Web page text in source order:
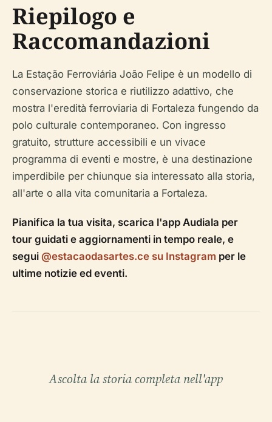
Riepilogo e
Raccomandazioni
La Estação Ferroviária João Felipe è un modello di
conservazione storica e riutilizzo adattivo, che
mostra l'eredità ferroviaria di Fortaleza fungendo da
polo culturale contemporaneo. Con ingresso
gratuito, strutture accessibili e un vivace
programma di eventi e mostre, è una destinazione
imperdibile per chiunque sia interessato alla storia,
all'arte o alla vita comunitaria a Fortaleza.
Pianifica la tua visita, scarica l'app Audiala per
tour guidati e aggiornamenti in tempo reale, e
segui @estacaodasartes.ce su Instagram per le
ultime notizie ed eventi.
Ascolta la storia completa nell'app